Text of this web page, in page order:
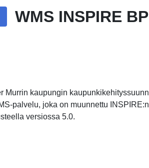
WMS INSPIRE
Murrin kaupungin
palvelu, joka on muunnettu
versiossa 5.0.